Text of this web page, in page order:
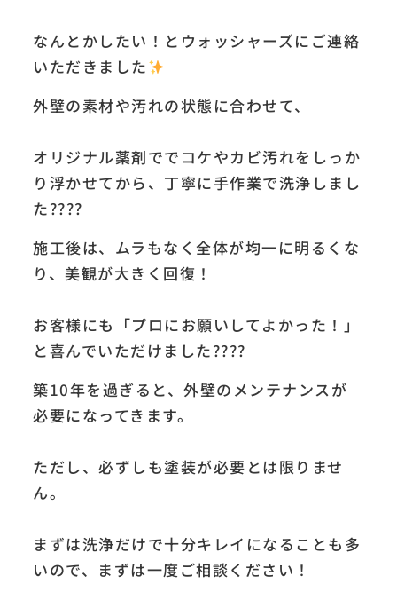
なんとかしたい！とウォッシャーズにご連絡
いただきました
外壁の素材や汚れの状態に合わせて、
オリジナル薬剤ででコケやカビ汚れをしっか
り浮かせてから、丁寧に手作業で洗浄しまし
た????
施工後は、ムラもなく全体が均一に明るくな
り、美観が大きく回復！
お客様にも「プロにお願いしてよかった！」
と喜んでいただけました????
築10年を過ぎると、外壁のメンテナンスが
必要になってきます。
ただし、必ずしも塗装が必要とは限りませ
ん。
まずは洗浄だけで十分キレイになることも多
いので、まずは一度ご相談ください！